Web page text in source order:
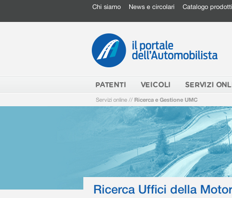
Chi siamo News e circolari Catalogo prodotti
PATENTI VEICOLI SERVIZI
Servizi online // Ricerca e Gestione UMC
Ricerca Uffici della